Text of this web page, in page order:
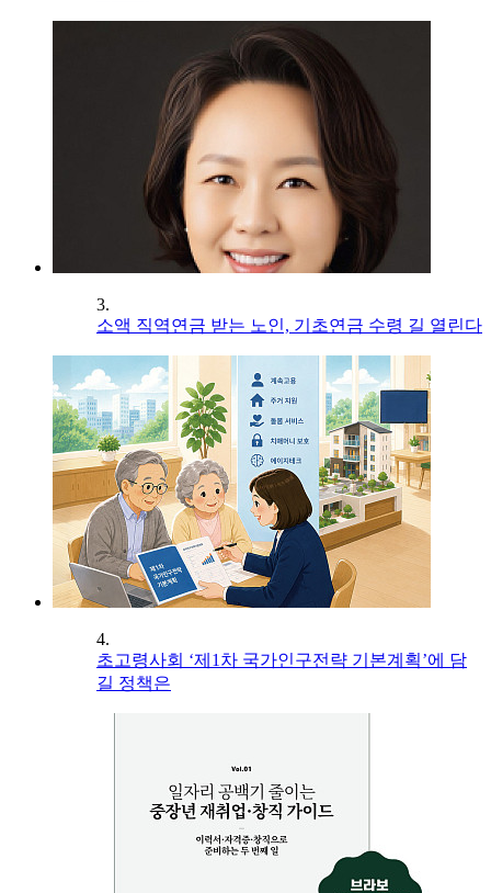
3.
소액 직역연금 받는 노인, 기초연금 수령 길 열린다
4.
초고령사회 ‘제1차 국가인구전략 기본계획’에 담
길 정책은